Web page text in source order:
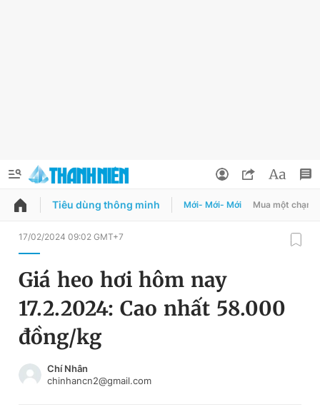
QUẢNG CÁO ĐẶT BÁO
Chuyên mục
Chuyên mục khác
Chào ngày mới
Đổi mật khẩu
Tin đã lưu
Tin đã xem
Tiêu dùng thông minh Mới- Mới- Mới Mua một chạm
17/02/2024 09:02 GMT+7
Giá heo hơi hôm nay
17.2.2024: Cao nhất 58.000
đồng/kg
Chí Nhân
chinhancn2@gmail.com